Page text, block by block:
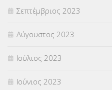
Σεπτέμβριος 2023
Αύγουστος 2023
Ιούλιος 2023
Ιούνιος 2023